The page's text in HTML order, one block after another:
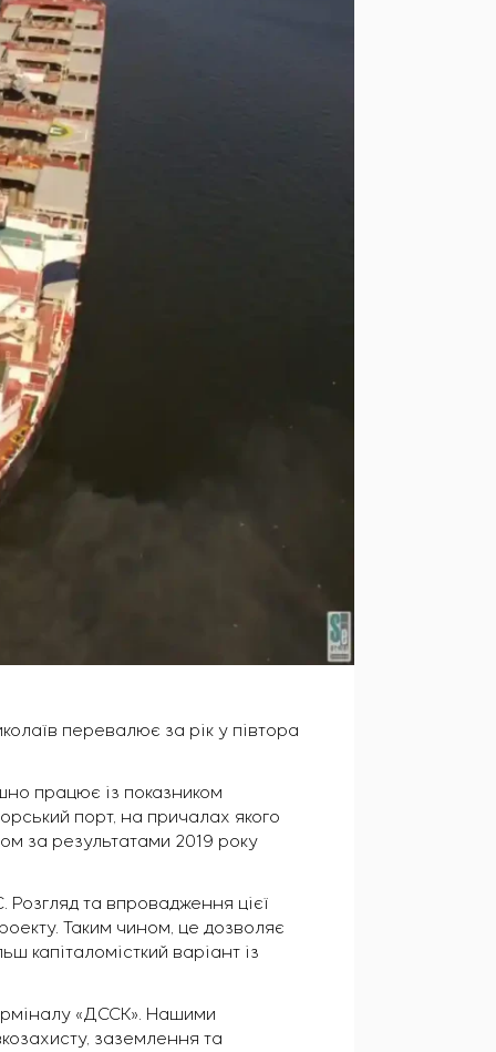
перевалює за рік у півтора
працює із показником
порт, на причалах якого
за результатами 2019 року
та впровадження цієї
Таким чином, це дозволяє
капіталомісткий варіант із
«ДССК». Нашими
заземлення та